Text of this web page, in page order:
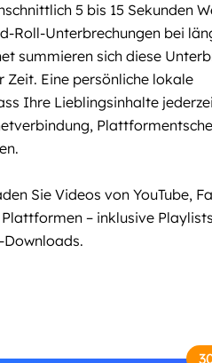
5 bis 15 Sekunden
Roll-Unterbrechungen bei
summieren sich diese
Zeit. Eine persönliche lokale
Ihre Lieblingsinhalte
Sie Videos von YouTube,
– inklusive